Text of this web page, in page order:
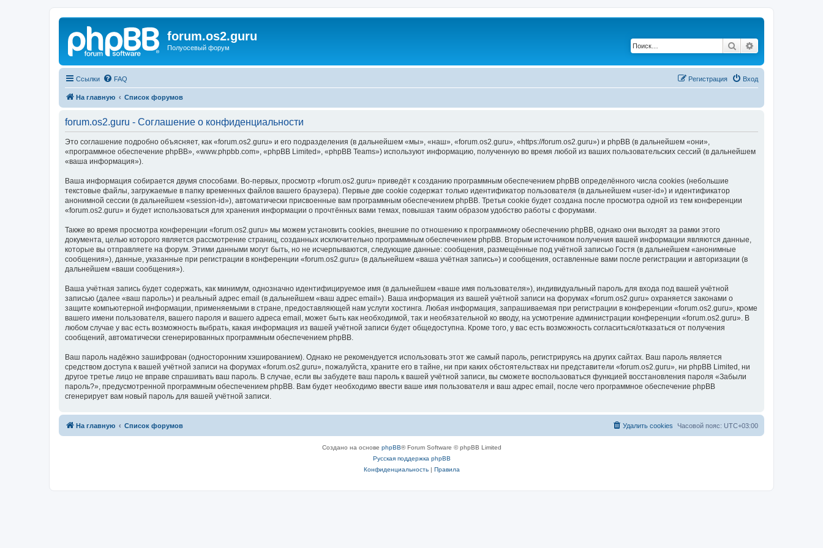
forum.os2.guru
Полуосевый форум Поиск
Ссылки FAQ Вход
Регистрация
На главную Список форумов
forum.os2.guru - Соглашение о конфиденциальности
Это соглашение подробно объясняет, как «forum.os2.guru» и его подразделения (в дальнейшем «мы», «наш», «forum.os2.guru», «https://forum.os2.guru») и phpBB (в дальнейшем «они»,
«программное обеспечение phpBB», «www.phpbb.com», «phpBB Limited», «phpBB Teams») используют информацию, полученную во время любой из ваших пользовательских сессий (в дальнейшем
«ваша информация»).
Ваша информация собирается двумя способами. Во-первых, просмотр «forum.os2.guru» приведёт к созданию программным обеспечением phpBB определённого числа cookies (небольшие
текстовые файлы, загружаемые в папку временных файлов вашего браузера). Первые две cookie содержат только идентификатор пользователя (в дальнейшем «user-id») и идентификатор
анонимной сессии (в дальнейшем «session-id»), автоматически присвоенные вам программным обеспечением phpBB. Третья cookie будет создана после просмотра одной из тем конференции
«forum.os2.guru» и будет использоваться для хранения информации о прочтённых вами темах, повышая таким образом удобство работы с форумами.
Также во время просмотра конференции «forum.os2.guru» мы можем установить cookies, внешние по отношению к программному обеспечению phpBB, однако они выходят за рамки этого
документа, целью которого является рассмотрение страниц, созданных исключительно программным обеспечением phpBB. Вторым источником получения вашей информации являются данные,
которые вы отправляете на форум. Этими данными могут быть, но не исчерпываются, следующие данные: сообщения, размещённые под учётной записью Гостя (в дальнейшем «анонимные
сообщения»), данные, указанные при регистрации в конференции «forum.os2.guru» (в дальнейшем «ваша учётная запись») и сообщения, оставленные вами после регистрации и авторизации (в
дальнейшем «ваши сообщения»).
Ваша учётная запись будет содержать, как минимум, однозначно идентифицируемое имя (в дальнейшем «ваше имя пользователя»), индивидуальный пароль для входа под вашей учётной
записью (далее «ваш пароль») и реальный адрес email (в дальнейшем «ваш адрес email»). Ваша информация из вашей учётной записи на форумах «forum.os2.guru» охраняется законами о
защите компьютерной информации, применяемыми в стране, предоставляющей нам услуги хостинга. Любая информация, запрашиваемая при регистрации в конференции «forum.os2.guru», кроме
вашего имени пользователя, вашего пароля и вашего адреса email, может быть как необходимой, так и необязательной ко вводу, на усмотрение администрации конференции «forum.os2.guru». В
любом случае у вас есть возможность выбрать, какая информация из вашей учётной записи будет общедоступна. Кроме того, у вас есть возможность согласиться/отказаться от получения
сообщений, автоматически сгенерированных программным обеспечением phpBB.
Ваш пароль надёжно зашифрован (односторонним хэшированием). Однако не рекомендуется использовать этот же самый пароль, регистрируясь на других сайтах. Ваш пароль является
средством доступа к вашей учётной записи на форумах «forum.os2.guru», пожалуйста, храните его в тайне, ни при каких обстоятельствах ни представители «forum.os2.guru», ни phpBB Limited, ни
другое третье лицо не вправе спрашивать ваш пароль. В случае, если вы забудете ваш пароль к вашей учётной записи, вы сможете воспользоваться функцией восстановления пароля «Забыли
пароль?», предусмотренной программным обеспечением phpBB. Вам будет необходимо ввести ваше имя пользователя и ваш адрес email, после чего программное обеспечение phpBB
сгенерирует вам новый пароль для вашей учётной записи.
На главную Список форумов Часовой пояс: UTC+03:00
Удалить cookies
Создано на основе phpBB® Forum Software © phpBB Limited
Русская поддержка phpBB
Конфиденциальность| Правила